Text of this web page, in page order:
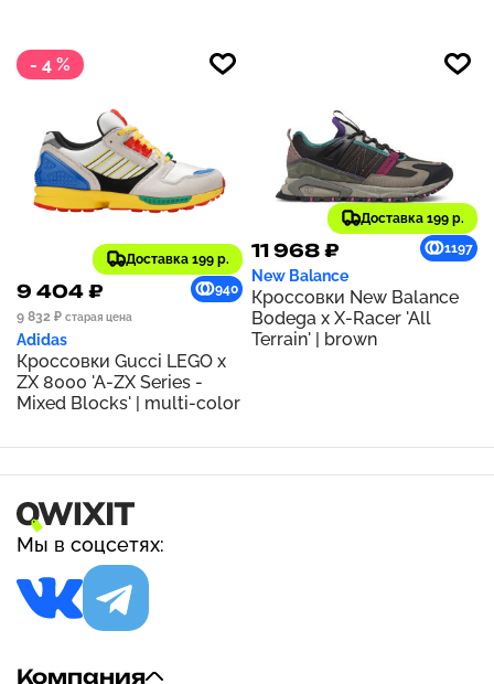
- 4 %
Доставка 199 р.
9 404 ₽
940
9 832 ₽ старая цена
Adidas
Кроссовки Gucci LEGO x
ZX 8000 'A-ZX Series -
Mixed Blocks' | multi-color
Доставка 199 р.
11 968 ₽ 1197
New Balance
Кроссовки New Balance
Bodega x X-Racer 'All
Terrain' | brown
Мы в соцсетях:
Компания